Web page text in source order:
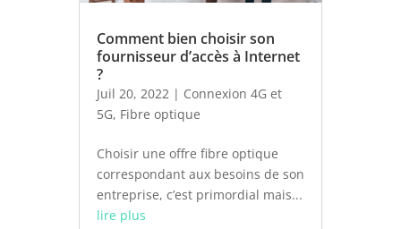
Comment bien choisir son
fournisseur d’accès à Internet
?
Juil 20, 2022| Connexion 4G et
5G, Fibre optique
Choisir une offre fibre optique
correspondant aux besoins de son
entreprise, c’est primordial mais...
lire plus